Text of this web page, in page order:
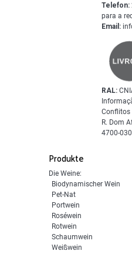
Produkte
Die Weine:
Biodynamischer Wein
Pet-Nat
Portwein
Roséwein
Rotwein
Schaumwein
Weißwein
Telefon:
para a
Email:
RAL:
Conflitos
R. Dom
4700-